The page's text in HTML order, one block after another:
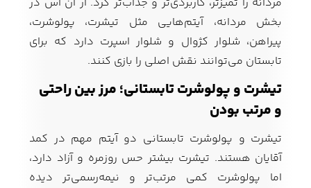
بخش مردانه، آیتم‌هایی مثل تیشرت، پولوشرت،
پیراهن، شلوار کژوال و شلوار اسپرت دارد که برای
تابستان می‌توانند نقش اصلی را بازی کنند.
تیشرت و پولوشرت تابستانی؛ مرز بین راحتی
و مرتب بودن
تیشرت و پولوشرت تابستانی دو آیتم مهم در کمد
آقایان هستند. تیشرت بیشتر حس روزمره و آزاد دارد،
اما پولوشرت کمی مرتب‌تر و نیمه‌رسمی‌تر دیده